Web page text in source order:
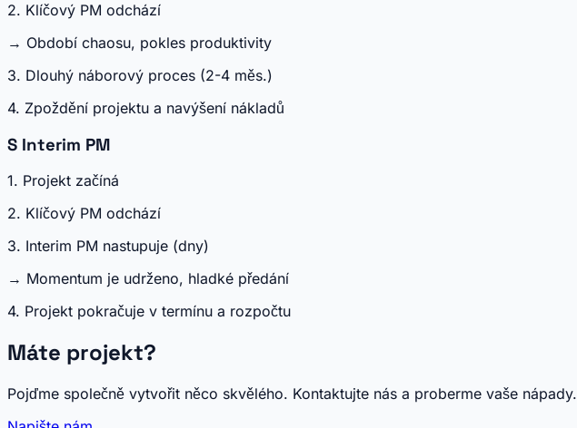
2. Klíčový PM odchází
→ Období chaosu, pokles produktivity
3. Dlouhý náborový proces (2-4 měs.)
4. Zpoždění projektu a navýšení nákladů
S Interim PM
1. Projekt začíná
2. Klíčový PM odchází
3. Interim PM nastupuje (dny)
→ Momentum je udrženo, hladké předání
4. Projekt pokračuje v termínu a rozpočtu
Máte projekt?
Pojďme společně vytvořit něco skvělého. Kontaktujte nás a proberme vaše nápady.